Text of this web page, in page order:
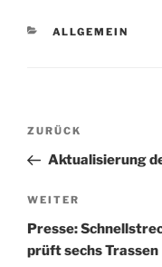
KATEGORIEN
ALLGEMEIN
Vorheriger
Beitrag
ZURÜCK
Aktualisierung
Nächster
Beitrag
WEITER
Presse:
prüft sechs Trassen